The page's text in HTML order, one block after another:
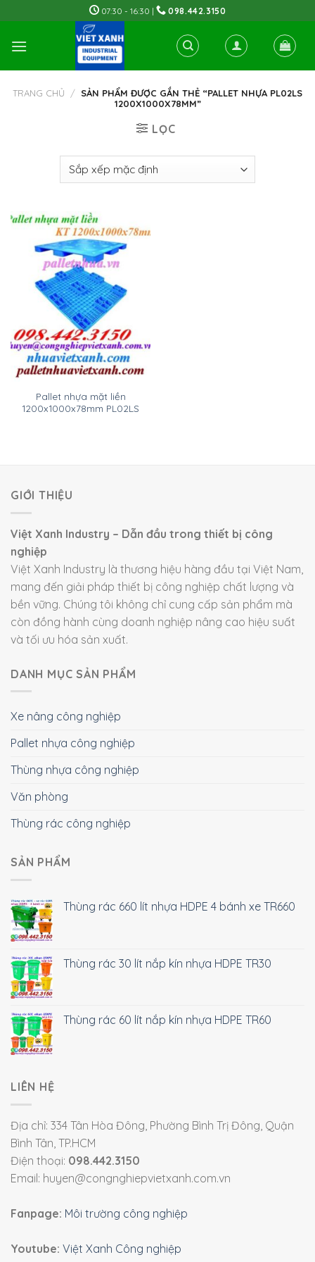
to
content
07:30 - 16:30 | 098.442.3150
TRANG CHỦ / SẢN PHẨM ĐƯỢC GẮN THẺ “PALLET NHỰA PL02LS
1200X1000X78MM”
LỌC
Pallet nhựa mặt liền
1200x1000x78mm PL02LS
GIỚI THIỆU
Việt Xanh Industry – Dẫn đầu trong thiết bị công
nghiệp
Việt Xanh Industry là thương hiệu hàng đầu tại Việt Nam,
mang đến giải pháp thiết bị công nghiệp chất lượng và
bền vững. Chúng tôi không chỉ cung cấp sản phẩm mà
còn đồng hành cùng doanh nghiệp nâng cao hiệu suất
và tối ưu hóa sản xuất.
DANH MỤC SẢN PHẨM
Xe nâng công nghiệp
Pallet nhựa công nghiệp
Thùng nhựa công nghiệp
Văn phòng
Thùng rác công nghiệp
SẢN PHẨM
Thùng rác 660 lít nhựa HDPE 4 bánh xe TR660
Thùng rác 30 lít nắp kín nhựa HDPE TR30
Thùng rác 60 lít nắp kín nhựa HDPE TR60
LIÊN HỆ
Địa chỉ: 334 Tân Hòa Đông, Phường Bình Trị Đông, Quận
Bình Tân, TP.HCM
Điện thoại: 098.442.3150
Email: huyen@congnghiepvietxanh.com.vn
Fanpage: Môi trường công nghiệp
Youtube: Việt Xanh Công nghiệp